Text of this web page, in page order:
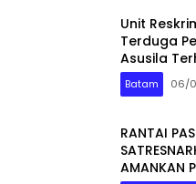
Unit
Terduga
Asusila
Batam 06/
RANTAI
AMANKAN